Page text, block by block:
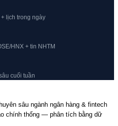
lịch trong ngày
HNX + tin NHTM
cuối tuần
sâu ngành ngân hàng & fintech
chính thống — phân tích bằng dữ